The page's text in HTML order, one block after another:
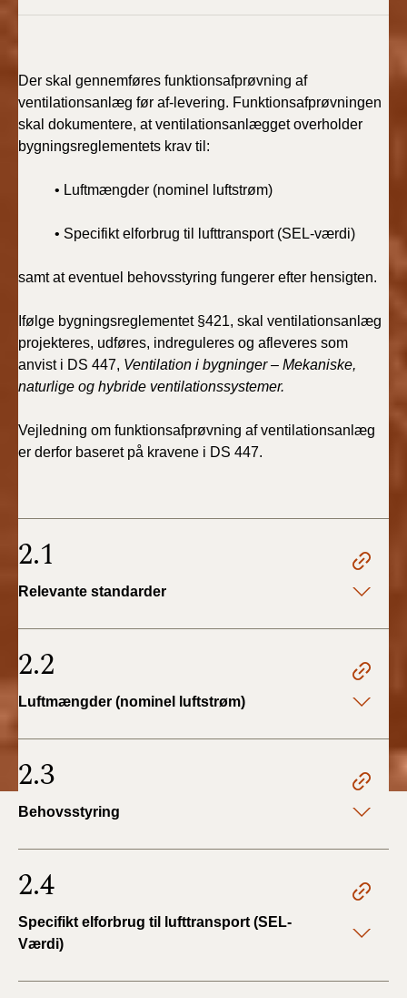
2010)
Der skal gennemføres funktionsafprøvning af
ventilationsanlæg før af-levering. Funktionsafprøvningen
skal dokumentere, at ventilationsanlægget overholder
bygningsreglementets krav til:
• Luftmængder (nominel luftstrøm)
• Specifikt elforbrug til lufttransport (SEL-værdi)
samt at eventuel behovsstyring fungerer efter hensigten.
Ifølge bygningsreglementet §421, skal ventilationsanlæg
projekteres, udføres, indreguleres og afleveres som
anvist i DS 447, Ventilation i bygninger – Mekaniske,
naturlige og hybride ventilationssystemer.
Vejledning om funktionsafprøvning af ventilationsanlæg
er derfor baseret på kravene i DS 447.
2.1
Relevante standarder
2.2
Luftmængder (nominel luftstrøm)
2.3
Behovsstyring
2.4
Specifikt elforbrug til lufttransport (SEL-
Værdi)